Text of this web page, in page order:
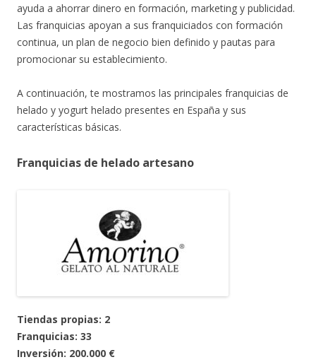
ayuda a ahorrar dinero en formación, marketing y publicidad.
Las franquicias apoyan a sus franquiciados con formación
continua, un plan de negocio bien definido y pautas para
promocionar su establecimiento.
A continuación, te mostramos las principales franquicias de
helado y yogurt helado presentes en España y sus
características básicas.
Franquicias de helado artesano
Tiendas propias: 2
Franquicias: 33
Inversión: 200.000 €